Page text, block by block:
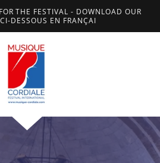
THE FESTIVAL - DOWNLOAD OUR
DESSOUS EN FRANÇAI